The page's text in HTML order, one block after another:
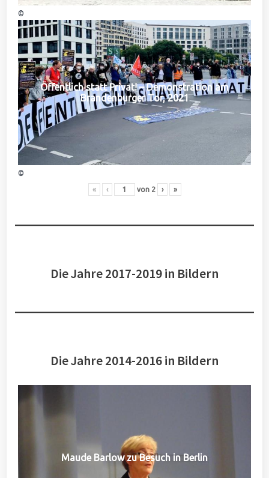
©
Öffentlich statt Privat! – Demonstration am
Brandenburger Tor, 2021
©
« ‹ von 2 › »
Die Jahre 2017-2019 in Bildern
Die Jahre 2014-2016 in Bildern
Maude Barlow zu Besuch in Berlin